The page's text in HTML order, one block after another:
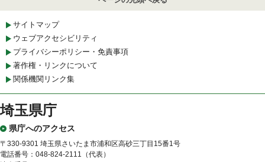
サイトマップ
ウェブアクセシビリティ
プライバシーポリシー・免責事項
著作権・リンクについて
関係機関リンク集
埼玉県庁
県庁へのアクセス
〒330-9301 埼玉県さいたま市浦和区高砂三丁目15番1号
電話番号：048-824-2111（代表）